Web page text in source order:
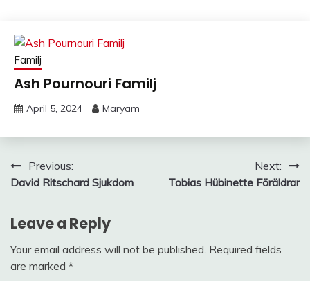
Familj
Ash Pournouri Familj
April 5, 2024 Maryam
Post
navigation
Previous:
David Ritschard Sjukdom
Next:
Tobias Hübinette Föräldrar
Leave a Reply
Your email address will not be published. Required fields
are marked *